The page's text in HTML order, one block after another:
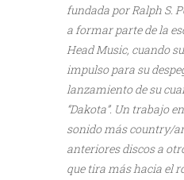
fundada por Ralph S.
a formar parte de la
Head Music, cuando
impulso para su
lanzamiento de su
“Dakota”. Un trabajo
sonido más country/
anteriores discos a
que tira más hacia el